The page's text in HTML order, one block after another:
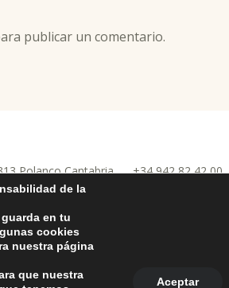
publicar un comentario.
Polanco Cantabria. +34 942 82 42 00
-Política de Cookies
de la
en tu
cookies
nuestra página
que nuestra
Aceptar